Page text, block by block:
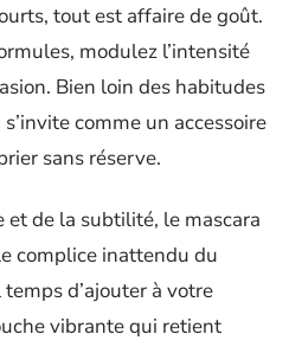
tout est affaire de goût.
modulez l’intensité
Bien loin des habitudes
comme un accessoire
sans réserve.
et de la subtilité, le mascara
complice inattendu du
d’ajouter à votre
vibrante qui retient